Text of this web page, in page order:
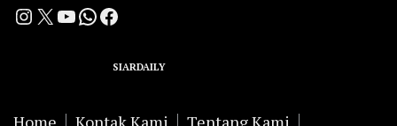
Instagram
X YouTube
WhatsApp
Facebook
SIARDAILY
Home Kontak Kami Tentang Kami